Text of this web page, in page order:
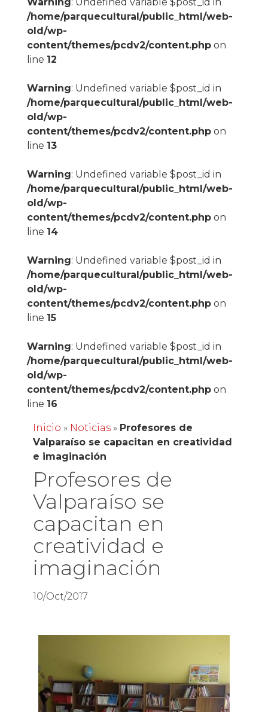
/home/parquecultural/public_html/web-
old/wp-
content/themes/pcdv2/content.phpon
line 12
Warning: Undefined variable $post_id in
/home/parquecultural/public_html/web-
old/wp-
content/themes/pcdv2/content.phpon
line 13
Warning: Undefined variable $post_id in
/home/parquecultural/public_html/web-
old/wp-
content/themes/pcdv2/content.phpon
line 14
Warning: Undefined variable $post_id in
/home/parquecultural/public_html/web-
old/wp-
content/themes/pcdv2/content.phpon
line 15
Warning: Undefined variable $post_id in
/home/parquecultural/public_html/web-
old/wp-
content/themes/pcdv2/content.phpon
line 16
Inicio » Noticias» Profesores de
Valparaíso se capacitan en creatividad
e imaginación
Profesores de
Valparaíso se
capacitan en
creatividad e
imaginación
10/Oct/2017